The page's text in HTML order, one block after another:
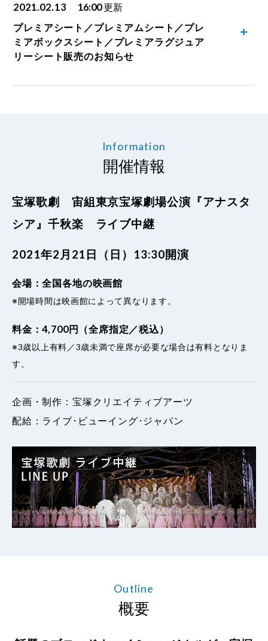
2021.02.13 16:00更新
プレミアシート／プレミアムシート／プレ
ミアボックスシート／プレミアラグジュア
リーシート販売のお知らせ
Information
開催情報
宝塚歌劇 宙組東京宝塚劇場公演『アナスタ
シア』千秋楽 ライブ中継
2021年2月21日（日）13:30開演
会場：全国各地の映画館
※開場時間は映画館によって異なります。
料金：4,700円（全席指定／税込）
※3歳以上有料／3歳未満で座席が必要な場合は有料となりま
す。
企画・制作：宝塚クリエイティブアーツ
配給：ライブ･ビューイング･ジャパン
Outline
概要